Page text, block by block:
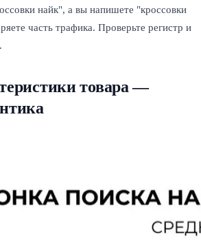
найк", а вы напишете "кроссовки
часть трафика. Проверьте регистр и
товара —